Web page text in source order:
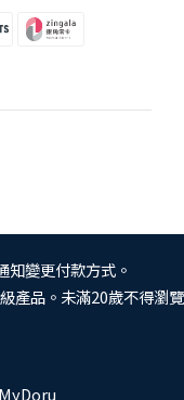
知變更付款方式。
產品。未滿20歲不得瀏覽